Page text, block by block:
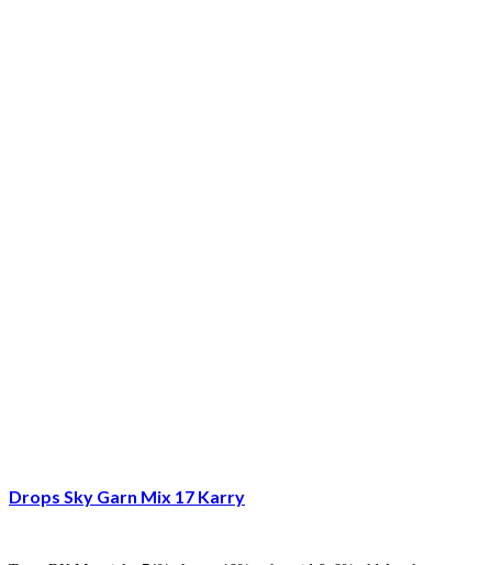
Drops Sky Garn Mix 17 Karry